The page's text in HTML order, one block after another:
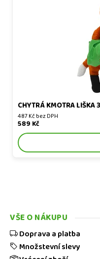
Chytrá Kmotra Liška 35 cm,
CHYTRÁ KMOTRA LIŠKA
487 Kč bez DPH
589 Kč
VŠE O NÁKUPU
Doprava a platba
Množstevní slevy